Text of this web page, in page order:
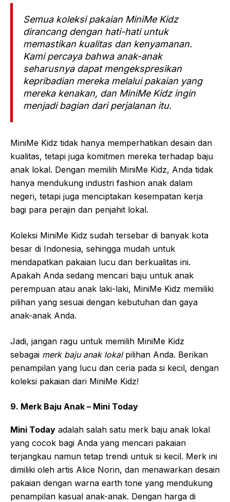
Semua koleksi pakaian MiniMe Kidz
dirancang dengan hati-hati untuk
memastikan kualitas dan kenyamanan.
Kami percaya bahwa anak-anak
seharusnya dapat mengekspresikan
kepribadian mereka melalui pakaian yang
mereka kenakan, dan MiniMe Kidz ingin
menjadi bagian dari perjalanan itu.
MiniMe Kidz tidak hanya memperhatikan desain dan
kualitas, tetapi juga komitmen mereka terhadap baju
anak lokal. Dengan memilih MiniMe Kidz, Anda tidak
hanya mendukung industri fashion anak dalam
negeri, tetapi juga menciptakan kesempatan kerja
bagi para perajin dan penjahit lokal.
Koleksi MiniMe Kidz sudah tersebar di banyak kota
besar di Indonesia, sehingga mudah untuk
mendapatkan pakaian lucu dan berkualitas ini.
Apakah Anda sedang mencari baju untuk anak
perempuan atau anak laki-laki, MiniMe Kidz memiliki
pilihan yang sesuai dengan kebutuhan dan gaya
anak-anak Anda.
Jadi, jangan ragu untuk memilih MiniMe Kidz
sebagai merk baju anak lokalpilihan Anda. Berikan
penampilan yang lucu dan ceria pada si kecil, dengan
koleksi pakaian dari MiniMe Kidz!
9. Merk Baju Anak – Mini Today
Mini Today adalah salah satu merk baju anak lokal
yang cocok bagi Anda yang mencari pakaian
terjangkau namun tetap trendi untuk si kecil. Merk ini
dimiliki oleh artis Alice Norin, dan menawarkan desain
pakaian dengan warna earth tone yang mendukung
penampilan kasual anak-anak. Dengan harga di